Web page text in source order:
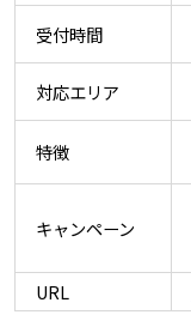
受付時間
対応エリア
特徴
キャンペーン
URL